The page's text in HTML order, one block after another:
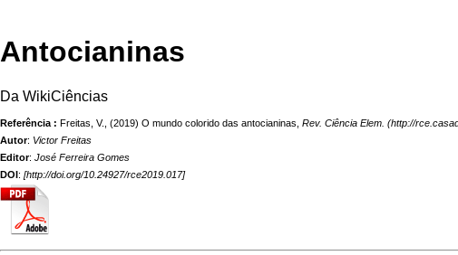
Antocianinas
Da WikiCiências
Referência : Freitas, V., (2019) O mundo colorido das antocianinas, Rev. Ciência Elem.
Autor: Victor Freitas
Editor: José Ferreira Gomes
DOI: [http://doi.org/10.24927/rce2019.017]